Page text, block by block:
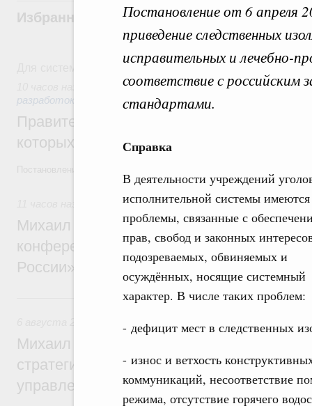
Постановление от 6 апреля
приведение следственных
исправительных и лечебно-
соответствие с российским
стандартами.
Справка
В деятельности учреждений
исполнительной системы имеются
проблемы, связанные с
прав, свобод и законных
подозреваемых, обвиняемых и
осуждённых, носящие системный
характер. В числе таких проблем:
- дефицит мест в следственных
- износ и ветхость
коммуникаций, несоответствие
режима, отсутствие горячего
Избранные документы со справками к
Для системного поиска перейдите в раздел "Поиск по
Государственная политика в сфере
разработок
Правительство расширило перечень
которых освобождаются от НДФЛ
Отрасль информационных технологий
Михаил Мишустин дал поручения по
конференции «Цифровая индустрия
России»
6 августа, четверг
Технологическое развитие. Инновации
Михаил Мишустин дал поручения по
стратегической сессии о
управления научно-технологическим